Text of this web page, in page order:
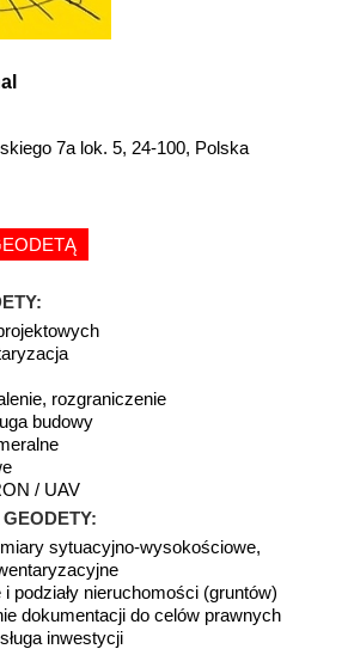
7a lok. 5, 24-100, Polska
rozgraniczenie
budowy
/ UAV
sytuacyjno-wysokościowe,
podziały nieruchomości (gruntów)
dokumentacji do celów prawnych
inwestycji